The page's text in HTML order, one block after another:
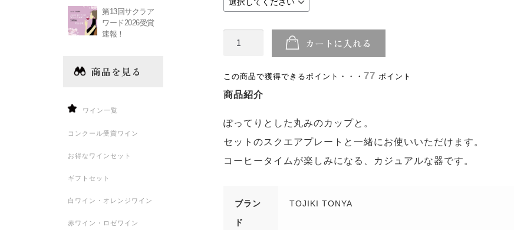
BEANS
濃
焼
カートに入れる
77 ポイント
商品紹介
ぽってりとした丸みのカップと。
セットのスクエアプレートと一緒にお使いいただけます。
コーヒータイムが楽しみになる、カジュアルな器です。
ブラン
ド
TOJIKI TONYA
第13回サクラア
ワード2026受賞
速報！
商品を見る
ワイン一覧
コンクール受賞ワイン
お得なワインセット
ギフトセット
白ワイン・オレンジワイン
赤ワイン・ロゼワイン